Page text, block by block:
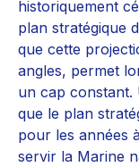
historiquement
plan stratégique
que cette
angles, permet
un cap constant.
que le plan
pour les années
servir la Marine